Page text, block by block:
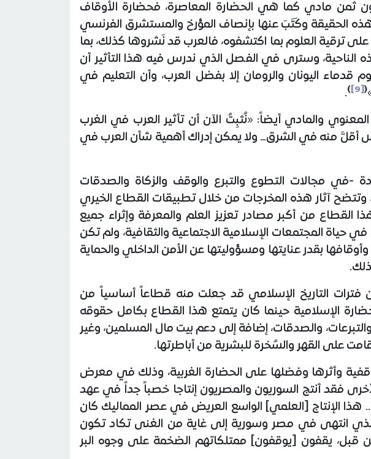
ثمن مادي كما هي الحضارة المعاصرة، فحضارة الأوقاف
هذه الحقيقة وكَتَبَ عنها بإنصاف المؤرخ والمستشرق الفرنسي
ترقية العلوم بما اكتشفوه، فالعرب قد نَشروها كذلك، بما
الناحية، وسترى في الفصل الذي ندرس فيه هذا التأثير أن
قدماء اليونان والرومان إلا بفضل العرب، وأن التعليم في
(
[9]
)
.
والمادي أيضاً: «نُثبِتُ الآن أن تأثير العرب في الغرب
أقلَّ منه في الشرق… ولا يمكن إدراك أهمية شأن العرب في
-في مجالات التطوع والتبرع والوقف والزكاة والصدقات
وتتضح آثار هذه المخرجات من خلال تطبيقات القطاع الخيري
القطاع من أكبر مصادر تعزيز العلم والمعرفة وإثراء جميع
حياة المجتمعات الإسلامية الاجتماعية والثقافية، ولم تكن
بقدر عنايتها ومسؤوليتها عن الأمن الداخلي والحماية
فترات التاريخ الإسلامي قد جعلت منه قطاعاً أساسياً من
الإسلامية حينما كان يتمتع هذا القطاع بكامل حقوقه
والصدقات، إضافة إلى دعم بيت مال المسلمين، وغير
على القهر والسُخرة للبشرية من أباطرتها.
وأثرها وفضلها على الحضارة الغربية، وذلك في معرض
فقد أنتج السوريون والمصريون إنتاجا خصباً جداً في عهد
هذا الإنتاج [العلمي] الواسع العريض في عصر المماليك كان
انتهى في مصر وسورية إلى غاية من الغنى تكاد تكون
من قبل، يقفون [يوقفون] ممتلكاتهم الضخمة على وجوه البر